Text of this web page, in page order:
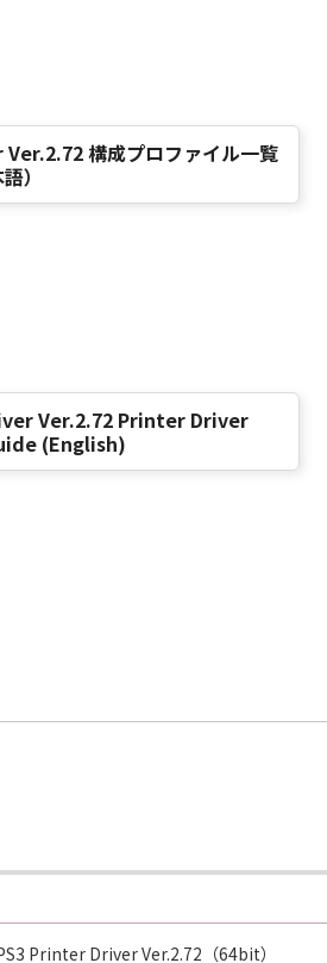
構成プロファイル一覧
）
Ver.2.72 Printer Driver
(English)
Printer Driver Ver.2.72（64bit）